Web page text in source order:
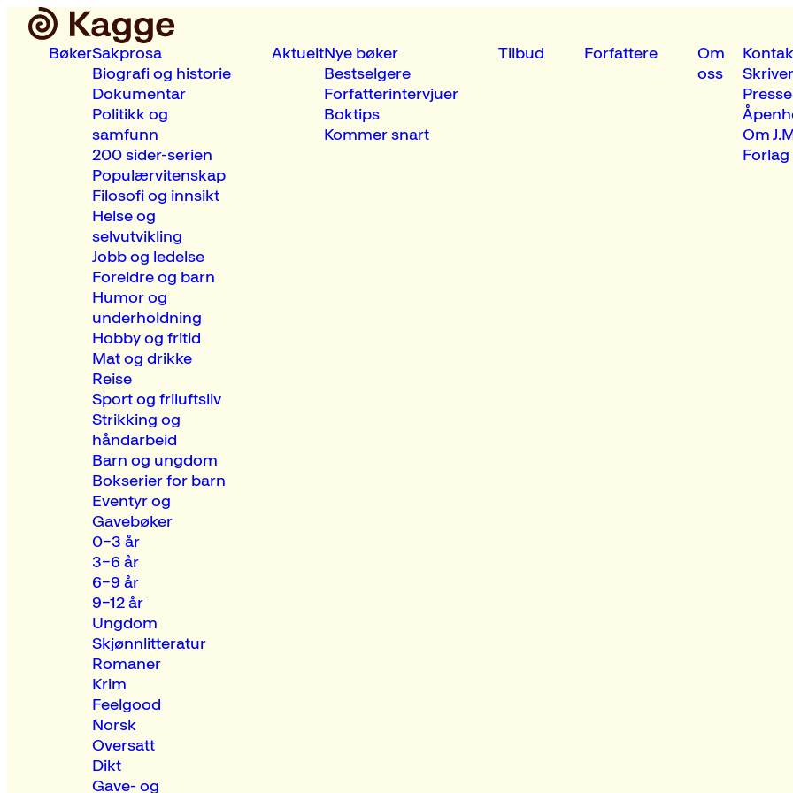
BøkerSakprosa
Biografi og historie
Dokumentar
Politikk og
samfunn
200 sider-serien
Populærvitenskap
Filosofi og innsikt
Helse og
selvutvikling
Jobb og ledelse
Foreldre og barn
Humor og
underholdning
Hobby og fritid
Mat og drikke
Reise
Sport og friluftsliv
Strikking og
håndarbeid
Barn og ungdom
Bokserier for barn
Eventyr og
Gavebøker
0–3 år
3–6 år
6–9 år
9–12 år
Ungdom
Skjønnlitteratur
Romaner
Krim
Feelgood
Norsk
Oversatt
Dikt
Gave- og
AktueltNye bøker
Bestselgere
Forfatterintervjuer
Boktips
Kommer snart
Tilbud Forfattere
Om
oss
Presse
Om
Forlag